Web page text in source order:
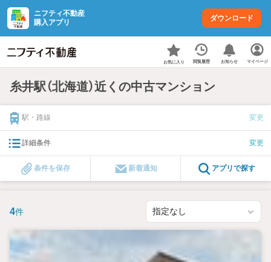
ニフティ不動産
購入アプリ
ダウンロード
お気に入り 閲覧履歴 お知らせ マイページ
糸井駅（北海道）近くの中古マンション
駅・路線 変更
詳細条件 変更
条件を保存 新着通知 アプリで探す
4件